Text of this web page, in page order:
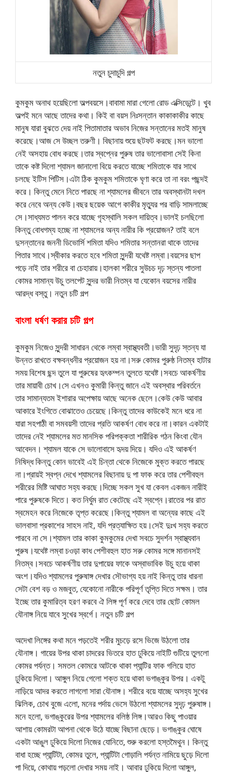
নতুন চুদাচুদি গল্প
কুমকুম অনাথ হয়েছিলো অল্পবয়সে।বাবামা মারা গেলো রোড এক্সিডেন্টে। খুব
অল্পই মনে আছে তাদের কথা। কিই বা বয়স নিঃসন্তান কাকাকাকীর কাছে
মানুষ যারা বুঝতে দেয় নাই পিতামাতার অভাব নিজের সন্তানের মতই মানুষ
করেছে।আজ সে উচ্ছল তরুণী। বিছানায় শুয়ে ছটফট করছে।মন ভালো
নেই অসহায় বোধ করছে।তার স্বপ্নের পুরুষ তার ভালোবাসা সেই কিনা
তাকে কষ্ট দিলো শ্যামল জানালো বিয়ে করতে যাচ্ছে শমিতাকে যার সাথে
চলছে ইটিস পিটিস।এটা ঠিক কুমকুম শমিতাকে ঘৃণা করে তা না বরং পছন্দই
করে। কিন্তু মেনে নিতে পারছে না শ্যামলের জীবনে তার অবস্থানটা দখল
করে নেবে অন্য কেউ।বছর ছয়েক আগে কাকীর মৃত্যুর পর বাড়ি সামলাচ্ছে
সে।সাধ্যমত পালন করে যাচ্ছে গৃহস্থালি সকল দায়িত্ব।ভালই চলছিলো
কিন্তু বোধগম্য হচ্ছে না শ্যামলের অন্য নারীর কি প্রয়োজন? তাই বলে
দুসন্তানের জননী ডিভোর্সি শমিতা যদিও শমিতার সন্তানরা থাকে তাদের
পিতার সাথে।স্বীকার করতে হবে শমিতা সুন্দরী যথেষ্ট লম্বা।বয়সের ছাপ
পড়ে নাই তার শরীরে বা চেহারায়।হালকা শরীরে সুউচচ দৃঢ় স্তন্য পাতলা
কোমর সামান্য উচু তলপেট সুন্দর ভারী নিতম্ব যা যেকোন বয়সের নারীর
আরদ্ধ বস্তু। নতুন চটি গল্প
বাংলা ধর্ষণ করার চটি গল্প
কুমকুম নিজেও সুন্দরী সাধারন থেকে লম্বা স্বাস্থ্যবতী।ভারী সুদৃঢ় স্তন্য যা
উন্নত রাখতে বক্ষবন্ধনীর প্রয়োজন হয় না।সরু কোমর পুরুষ্ঠ নিতম্ব হাটার
সময় বিশেষ ছন্দ তুলে যা পুরুষের হৃৎকম্পন তুলতে যথেষ্ট।সবচে আকর্ষণীয়
তার মায়াবী চোখ।সে এখনও কুমারী কিন্তু জানে এই অবস্থার পরিবর্তনে
তার সামান্যতম ইশারার অপেক্ষায় আছে অনেক ছেলে।কেউ কেউ আবার
আকারে ইংগিতে বোঝাতেও চেয়েছে।কিন্তু তাদের কাউকেই মনে ধরে না
যারা সহপাঠী বা সমবয়সী তাদের প্রতি আকর্ষণ বোধ করে না।কারন একটাই
তাদের নেই শ্যামলের মত মানসিক পরিপক্কতা শারীরিক গঠন কিংবা যৌন
আবেদন। শ্যামল যাকে সে ভালোবাসে হৃদয় দিয়ে। যদিও এই আকর্ষণ
নিষিদ্ধ কিন্তু কোন ভাবেই এই চিন্তা থেকে নিজেকে মুক্ত করতে পারছে
না।প্রায়ই স্বপ্ন দেখে শ্যামলের বিছানায় দু পা ফাক করে তার পেশীবহুল
শরীরের মিষ্টি আঘাত সহ্য করছে।দিচ্ছে সকল সুখ যা কেবল একজন নারীই
পারে পুরুষকে দিতে। কত নির্ঘুম রাত কেটেছে এই স্বপ্নে।রাতের পর রাত
স্বমেহন করে নিজেকে তৃপ্ত করেছে।কিন্তু শ্যামল বা অন্যের কাছে এই
ভালবাসা প্রকাশের সাহস নাই, যদি প্রত্যাক্ষিত হয়।সেই দুঃখ সহ্য করতে
পারবে না সে।শ্যামল তার কাকা কুমকুমের দেখা সবচে সুদর্শন স্বাস্থ্যবান
পুরুষ।যথেষ্ট লম্বা চওড়া কাধ পেশীবহুল হাত সরু কোমর সঙ্গে মানানসই
নিতম্ব।সবচে আকর্ষণীয় তার দুপায়ের ফাকে অস্বাভাবিক উচু হয়ে থাকা
অংশ।যদিও শ্যামলের পুরুষাঙ্গ দেখার সৌভাগ্য হয় নাই কিন্তু তার ধারনা
সেটা বেশ বড় ও মজবুত, যেকোনো নারীকে পরিপূর্ণ তৃপ্তি দিতে সক্ষম। তার
ইচ্ছে তার কুমারিত্ব হরণ করবে ঐ লিঙ্গ পূর্ণ করে দেবে তার ছোট কোমল
যৌনাঙ্গ নিয়ে যাবে সুখের স্বর্গে। নতুন চটি গল্প
অদেখা লিঙ্গের কথা মনে পড়তেই শরীর মুচড়ে রসে ভিজে উঠলো তার
যৌনাঙ্গ। গায়ের উপর থাকা চাদরের ভিতরে হাত ঢুকিয়ে নাইটি গুটিয়ে তুললো
কোমর পর্যন্ত। সমতল কোমরে আটকে থাকা প্যান্টির ফাক গলিয়ে হাত
ঢুকিয়ে দিলো। আঙ্গুল নিয়ে গেলো শক্ত হয়ে থাকা ভগাঙ্কুর উপর। একটু
নাড়িয়ে আদর করতে লাগলো সারা যৌনাঙ্গ। শরীরে বয়ে যাচ্ছে অসহ্য সুখের
ঝিলিক, চোখ বুজে এলো, মনের পর্দায় ভেসে উঠলো শ্যামলের সুদৃঢ় পুরুষাঙ্গ।
মনে হলো, ভগাঙ্কুরের উপর শ্যামলের বলিষ্ঠ লিঙ্গ।আরও কিছু পাওয়ার
আশায় কোমরটা আপনা থেকে উঠে যাচ্ছে বিছানা ছেড়ে। ভগাঙ্কুর ঘোষে
একটা আঙুল ঢুকিয়ে দিলো নিজের যোনিতে, শুরু করলো হস্তমৈথুন। কিন্তু
বাধা হচ্ছে প্যান্টিটা, কোমর তুলে, প্যান্টিটা গোড়ালি পর্যন্ত নামিয়ে ছুড়ে দিলো
পা দিয়ে, কোথায় পড়লো দেখার সময় নাই। আবার ঢুকিয়ে দিলো আঙ্গুল,